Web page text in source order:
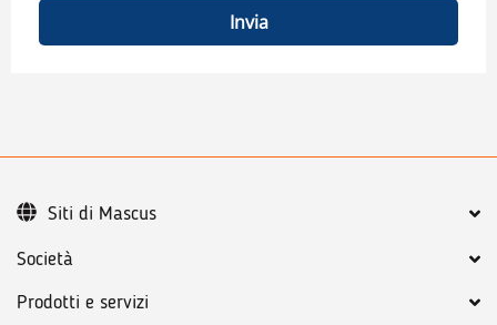
Invia
Società
Prodotti e servizi
Siti di Mascus